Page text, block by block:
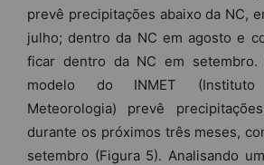
prevê precipitações abaixo da NC,
julho; dentro da NC em agosto e
ficar dentro da NC em
modelo do INMET
Meteorologia) prevê
durante os próximos três meses,
setembro (Figura 5). Analisando